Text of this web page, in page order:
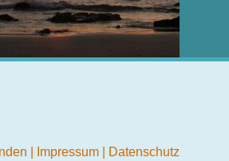
Impressum Datenschutz